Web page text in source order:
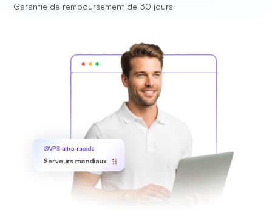
Garantie de remboursement de 30 jours
VPS ultra-rapide
Serveurs mondiaux